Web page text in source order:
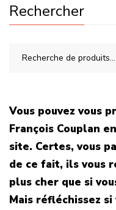
Rechercher
Vous pouvez vous
François Couplan
site. Certes, vous
de ce fait, ils vous
plus cher que si
Mais réfléchissez